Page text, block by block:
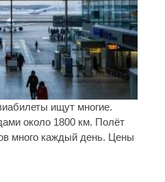
ищут многие.
около 1800 км. Полёт
много каждый день. Цены